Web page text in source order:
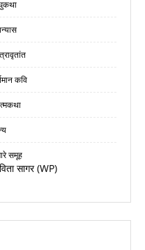
कवि
समूह
सागर (WP)